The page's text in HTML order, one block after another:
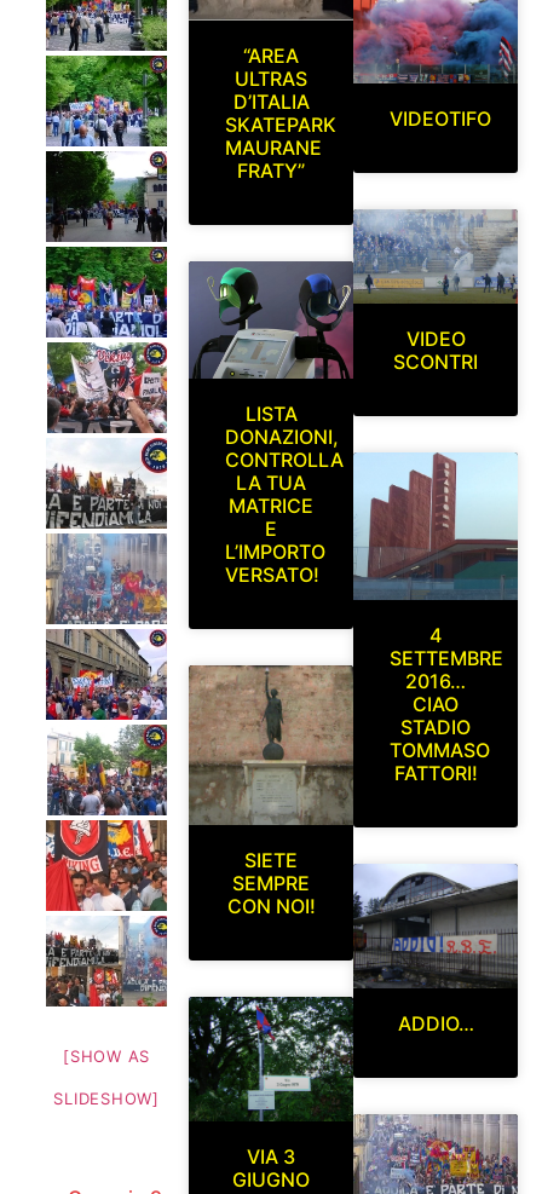
[SHOW AS
SLIDESHOW]
“AREA
ULTRAS
D’ITALIA
SKATEPARK
MAURANE
FRATY”
LISTA
DONAZIONI,
CONTROLLA
LA TUA
MATRICE
E
L’IMPORTO
VERSATO!
SIETE
SEMPRE
CON NOI!
VIA 3
GIUGNO
VIDEOTIFO
VIDEO
SCONTRI
4
SETTEMBRE
2016…
CIAO
STADIO
TOMMASO
FATTORI!
ADDIO…